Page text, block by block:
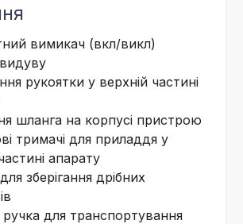
вимикач (вкл/викл)
рукоятки у верхній частині
шланга на корпусі пристрою
тримачі для приладдя у
апарату
зберігання дрібних
для транспортування